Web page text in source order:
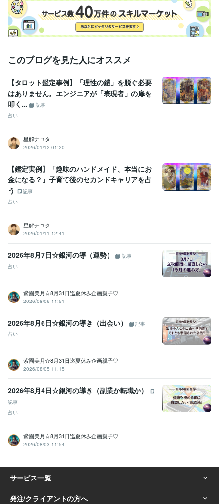
このブログを見た人にオススメ
【タロット鑑定事例】「理性の鎧」を脱ぐ必要
はありません。エンジニアが「表現者」の扉を
叩く...
記事
占い
星解ナユタ
2026/01/12 01:20
【鑑定実例】「趣味のハンドメイド、本当にお
金になる？」子育て後のセカンドキャリアを占
う
記事
占い
星解ナユタ
2026/01/11 12:41
2026年8月7日☆銀河の導（運勢）
記事
占い
紫園美月☆8月31日迄夏休み企画親子♡
2026/08/06 11:51
2026年8月6日☆銀河の導き（出会い）
記事
占い
紫園美月☆8月31日迄夏休み企画親子♡
2026/08/05 11:15
2026年8月4日☆銀河の導き（副業か転職か）
記事
占い
紫園美月☆8月31日迄夏休み企画親子♡
2026/08/03 11:54